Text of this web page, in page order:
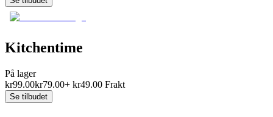
Kitchentime
På lager
kr99.00kr79.00+ kr49.00 Frakt
Se tilbudet